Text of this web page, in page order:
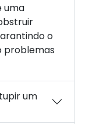
uma
o
problemas
um